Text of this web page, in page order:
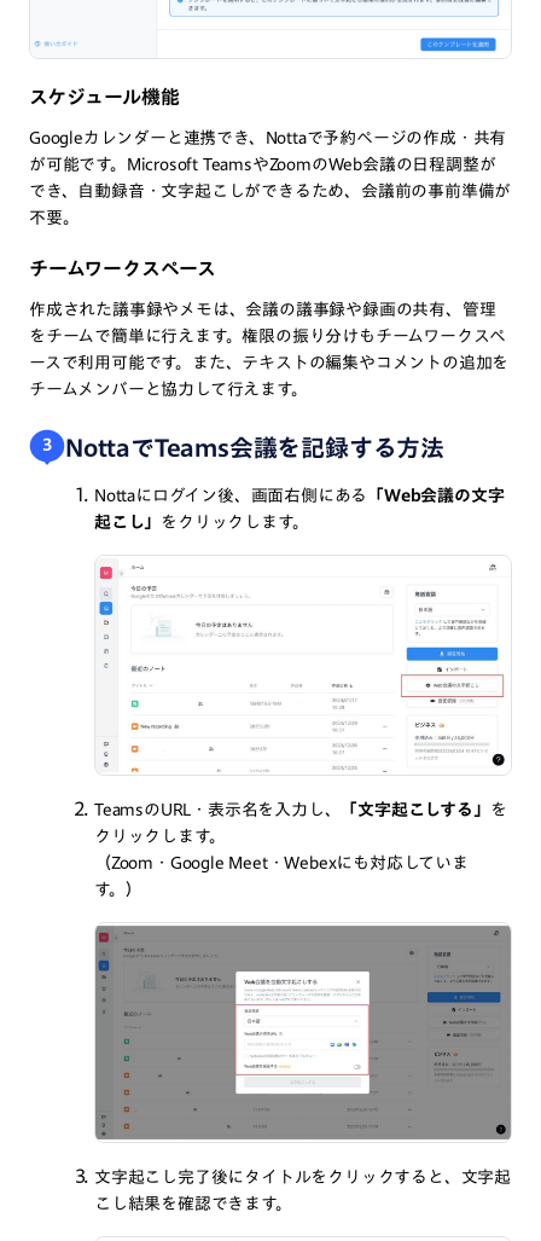
スケジュール機能
Googleカレンダーと連携でき、Nottaで予約ページの作成・共有
が可能です。Microsoft TeamsやZoomのWeb会議の日程調整が
でき、自動録音・文字起こしができるため、会議前の事前準備が
不要。
チームワークスペース
作成された議事録やメモは、会議の議事録や録画の共有、管理
をチームで簡単に行えます。権限の振り分けもチームワークスペ
ースで利用可能です。また、テキストの編集やコメントの追加を
チームメンバーと協力して行えます。
3 NottaでTeams会議を記録する方法
Nottaにログイン後、画面右側にある
「Web会議の文字
起こし」
をクリックします。
TeamsのURL・表示名を入力し、 「文字起こしする」
を
クリックします。
（Zoom・Google Meet・Webexにも対応していま
す。）
文字起こし完了後にタイトルをクリックすると、文字起
こし結果を確認できます。